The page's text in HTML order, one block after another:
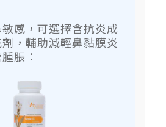
感，可選擇含抗炎成
，輔助減輕鼻黏膜炎
脹：